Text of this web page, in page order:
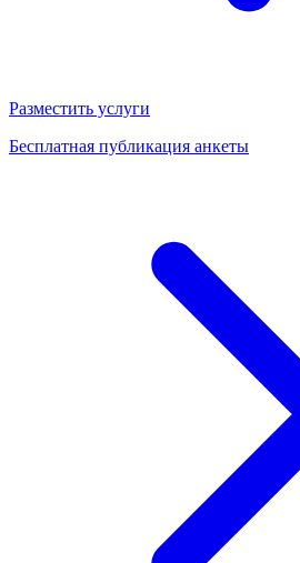
Разместить услуги
Бесплатная публикация анкеты